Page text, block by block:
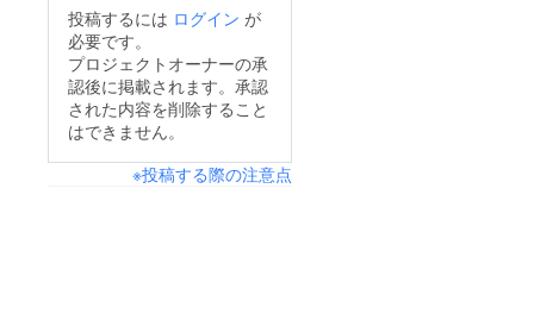
円ーーーーーーーーー
ーーーーーーーーーそ
して引き続き横浜朝鮮
初級学校をご愛顧お願
いいたします。横浜朝
鮮初級学校公式
Facebookページ
成いたしました。本当
にコマッスンニダ！！
改めて同胞たちの底知
れぬ愛とウリハッキョ
もに、この結果に甘ん
投稿するには ログイン が
必要です。
プロジェクトオーナーの承
認後に掲載されます。承認
された内容を削除すること
はできません。
※投稿する際の注意点